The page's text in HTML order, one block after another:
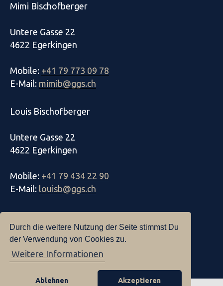
Durch die weitere Nutzung der Seite stimmst Du
der Verwendung von Cookies zu.
Weitere Informationen
Ablehnen Akzeptieren
Mimi Bischofberger
Untere Gasse 22
4622 Egerkingen
Mobile: +41 79 773 09 78
E-Mail: mimib@ggs.ch
Louis Bischofberger
Untere Gasse 22
4622 Egerkingen
Mobile: +41 79 434 22 90
E-Mail: louisb@ggs.ch
Impressum